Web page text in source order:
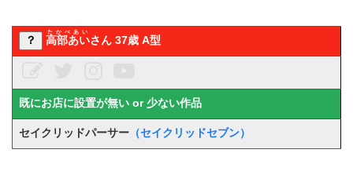
？ 高部あい
たかべあい
さん 37歳 A型
既にお店に設置が無い or 少ない作品
セイクリッドパーサー （セイクリッドセブン）